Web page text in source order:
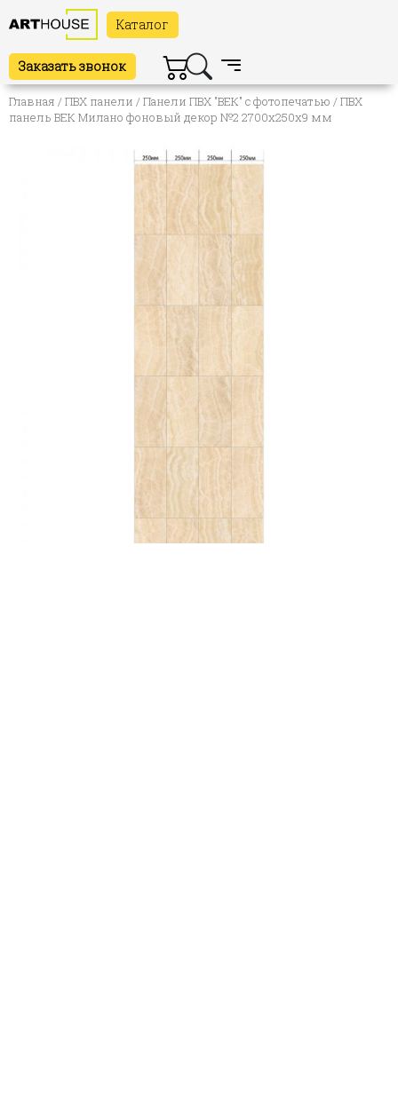
Каталог
Заказать звонок
Главная /ПВХ панели /Панели ПВХ "ВЕК" с фотопечатью / ПВХ
панель ВЕК Милано фоновый декор №2 2700х250х9 мм